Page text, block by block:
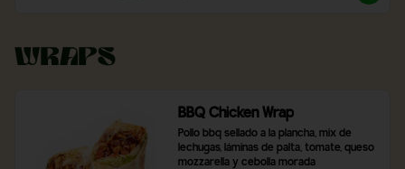
Wraps
BBQ Chicken Wrap
Pollo bbq sellado a la plancha, mix de
lechugas, láminas de palta, tomate, queso
mozzarella y cebolla morada